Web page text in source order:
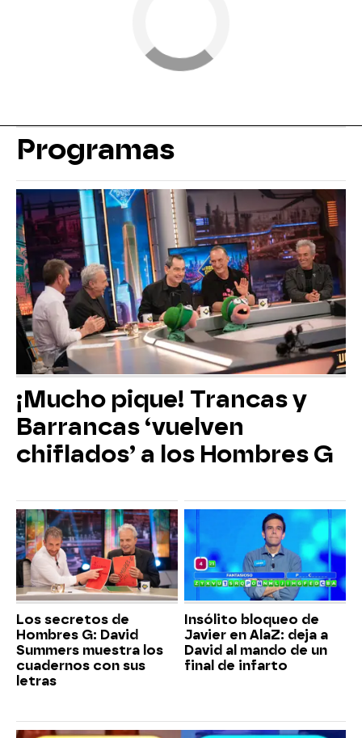
Programas
¡Mucho pique! Trancas y
Barrancas ‘vuelven
chiflados’ a los Hombres G
Los secretos de
Hombres G: David
Summers muestra los
cuadernos con sus
letras
Insólito bloqueo de
Javier en AlaZ: deja a
David al mando de un
final de infarto